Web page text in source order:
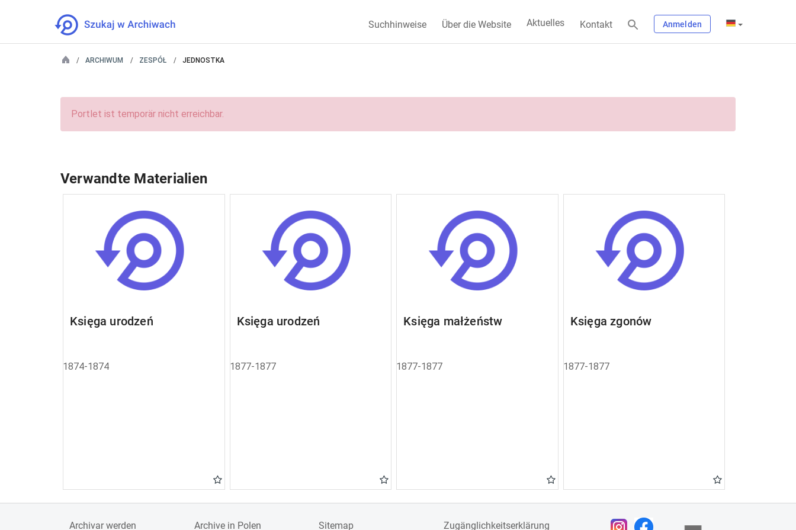
Suchhinweise Über die Website Aktuelles Kontakt Anmelden
ARCHIWUM ZESPÓŁ JEDNOSTKA
Portlet ist temporär nicht erreichbar.
Verwandte Materialien
Księga urodzeń
1874-1874
Księga urodzeń
1877-1877
Księga małżeństw
1877-1877
Księga zgonów
1877-1877
Archivar werden Archive in Polen Sitemap Zugänglichkeitserklärung